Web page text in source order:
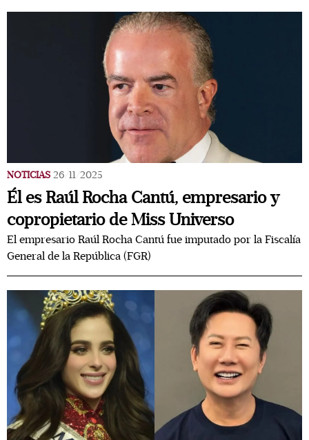
NOTICIAS 26/11/2025
Él es Raúl Rocha Cantú, empresario y
copropietario de Miss Universo
El empresario Raúl Rocha Cantú fue imputado por la Fiscalía
General de la República (FGR)